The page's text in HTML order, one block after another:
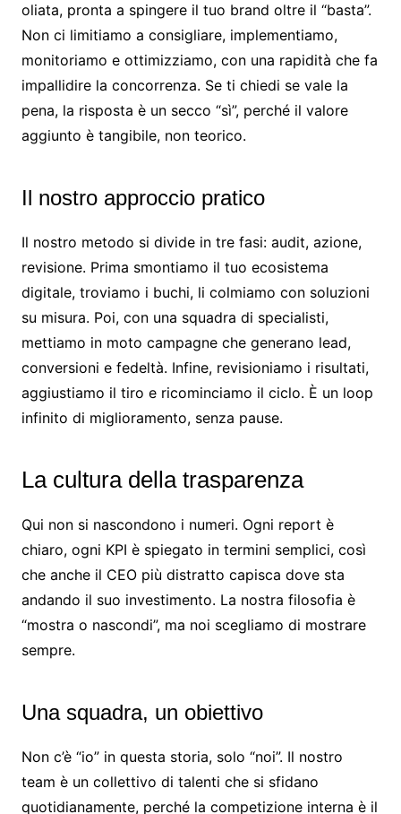
oliata, pronta a spingere il tuo brand oltre il “basta”.
Non ci limitiamo a consigliare, implementiamo,
monitoriamo e ottimizziamo, con una rapidità che fa
impallidire la concorrenza. Se ti chiedi se vale la
pena, la risposta è un secco “sì”, perché il valore
aggiunto è tangibile, non teorico.
Il nostro approccio pratico
Il nostro metodo si divide in tre fasi: audit, azione,
revisione. Prima smontiamo il tuo ecosistema
digitale, troviamo i buchi, li colmiamo con soluzioni
su misura. Poi, con una squadra di specialisti,
mettiamo in moto campagne che generano lead,
conversioni e fedeltà. Infine, revisioniamo i risultati,
aggiustiamo il tiro e ricominciamo il ciclo. È un loop
infinito di miglioramento, senza pause.
La cultura della trasparenza
Qui non si nascondono i numeri. Ogni report è
chiaro, ogni KPI è spiegato in termini semplici, così
che anche il CEO più distratto capisca dove sta
andando il suo investimento. La nostra filosofia è
“mostra o nascondi”, ma noi scegliamo di mostrare
sempre.
Una squadra, un obiettivo
Non c’è “io” in questa storia, solo “noi”. Il nostro
team è un collettivo di talenti che si sfidano
quotidianamente, perché la competizione interna è il